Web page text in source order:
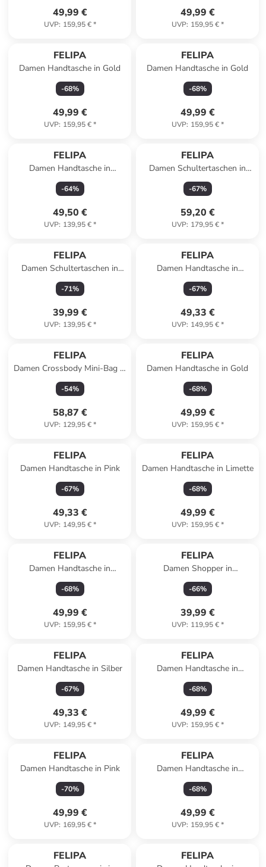
49,99 €
UVP: 159,95 €*
49,99 €
UVP: 159,95 €*
FELIPA
Damen Handtasche in Gold
-68%
49,99 €
UVP: 159,95 €*
FELIPA
Damen Handtasche in Gold
-68%
49,99 €
UVP: 159,95 €*
FELIPA
Damen Handtasche in
Astralblau
-64%
49,50 €
UVP: 139,95 €*
FELIPA
Damen Schultertaschen in
Wollweiss
-67%
59,20 €
UVP: 179,95 €*
FELIPA
Damen Schultertaschen in
Blau
-71%
39,99 €
UVP: 139,95 €*
FELIPA
Damen Handtasche in
Königsblau
-67%
49,33 €
UVP: 149,95 €*
FELIPA
Damen Crossbody Mini-Bag in
Intensives Orange
-54%
58,87 €
UVP: 129,95 €*
FELIPA
Damen Handtasche in Gold
-68%
49,99 €
UVP: 159,95 €*
FELIPA
Damen Handtasche in Pink
-67%
49,33 €
UVP: 149,95 €*
FELIPA
Damen Handtasche in Limette
-68%
49,99 €
UVP: 159,95 €*
FELIPA
Damen Handtasche in
Schwarz
-68%
49,99 €
UVP: 159,95 €*
FELIPA
Damen Shopper in
HELLGRAU
-66%
39,99 €
UVP: 119,95 €*
FELIPA
Damen Handtasche in Silber
-67%
49,33 €
UVP: 149,95 €*
FELIPA
Damen Handtasche in
Multicolor
-68%
49,99 €
UVP: 159,95 €*
FELIPA
Damen Handtasche in Pink
-70%
49,99 €
UVP: 169,95 €*
FELIPA
Damen Handtasche in
Multicolor
-68%
49,99 €
UVP: 159,95 €*
FELIPA FELIPA